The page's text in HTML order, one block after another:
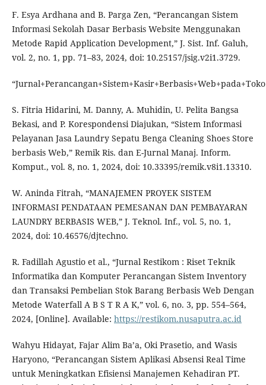
F. Esya Ardhana and B. Parga Zen, “Perancangan Sistem
Informasi Sekolah Dasar Berbasis Website Menggunakan
Metode Rapid Application Development,” J. Sist. Inf. Galuh,
vol. 2, no. 1, pp. 71–83, 2024, doi: 10.25157/jsig.v2i1.3729.
S. Fitria Hidarini, M. Danny, A. Muhidin, U. Pelita Bangsa
Bekasi, and P. Korespondensi Diajukan, “Sistem Informasi
Pelayanan Jasa Laundry Sepatu Benga Cleaning Shoes Store
berbasis Web,” Remik Ris. dan E-Jurnal Manaj. Inform.
Komput., vol. 8, no. 1, 2024, doi: 10.33395/remik.v8i1.13310.
W. Aninda Fitrah, “MANAJEMEN PROYEK SISTEM
INFORMASI PENDATAAN PEMESANAN DAN PEMBAYARAN
LAUNDRY BERBASIS WEB,” J. Teknol. Inf., vol. 5, no. 1,
2024, doi: 10.46576/djtechno.
R. Fadillah Agustio et al., “Jurnal Restikom : Riset Teknik
Informatika dan Komputer Perancangan Sistem Inventory
dan Transaksi Pembelian Stok Barang Berbasis Web Dengan
Metode Waterfall A B S T R A K,” vol. 6, no. 3, pp. 554–564,
2024, [Online]. Available: https://restikom.nusaputra.ac.id
Wahyu Hidayat, Fajar Alim Ba’a, Oki Prasetio, and Wasis
Haryono, “Perancangan Sistem Aplikasi Absensi Real Time
untuk Meningkatkan Efisiensi Manajemen Kehadiran PT.